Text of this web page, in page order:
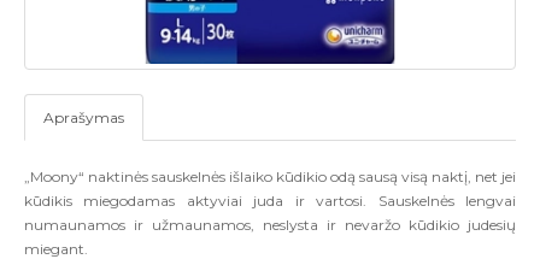
Aprašymas
„Moony“ naktinės sauskelnės išlaiko kūdikio odą sausą visą naktį, net jei
kūdikis miegodamas aktyviai juda ir vartosi. Sauskelnės lengvai
numaunamos ir užmaunamos, neslysta ir nevaržo kūdikio judesių
miegant.